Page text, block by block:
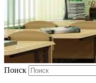
Поиск